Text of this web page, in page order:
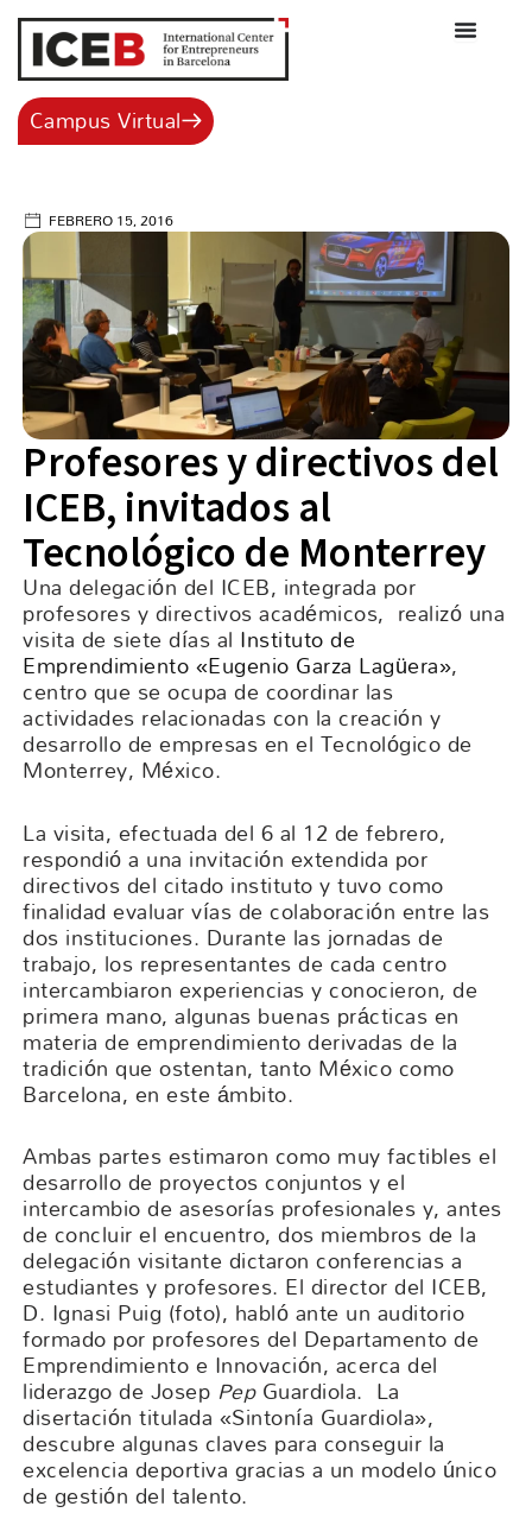
contenido
Campus Virtual
FEBRERO 15, 2016
Profesores y directivos del
ICEB, invitados al
Tecnológico de Monterrey
Una delegación del ICEB, integrada por
profesores y directivos académicos, realizó una
visita de siete días al Instituto de
Emprendimiento «Eugenio Garza Lagüera»,
centro que se ocupa de coordinar las
actividades relacionadas con la creación y
desarrollo de empresas en el Tecnológico de
Monterrey, México.
La visita, efectuada del 6 al 12 de febrero,
respondió a una invitación extendida por
directivos del citado instituto y tuvo como
finalidad evaluar vías de colaboración entre las
dos instituciones. Durante las jornadas de
trabajo, los representantes de cada centro
intercambiaron experiencias y conocieron, de
primera mano, algunas buenas prácticas en
materia de emprendimiento derivadas de la
tradición que ostentan, tanto México como
Barcelona, en este ámbito.
Ambas partes estimaron como muy factibles el
desarrollo de proyectos conjuntos y el
intercambio de asesorías profesionales y, antes
de concluir el encuentro, dos miembros de la
delegación visitante dictaron conferencias a
estudiantes y profesores. El director del ICEB,
D. Ignasi Puig (foto), habló ante un auditorio
formado por profesores del Departamento de
Emprendimiento e Innovación, acerca del
liderazgo de Josep PepGuardiola. La
disertación titulada «Sintonía Guardiola»,
descubre algunas claves para conseguir la
excelencia deportiva gracias a un modelo único
de gestión del talento.